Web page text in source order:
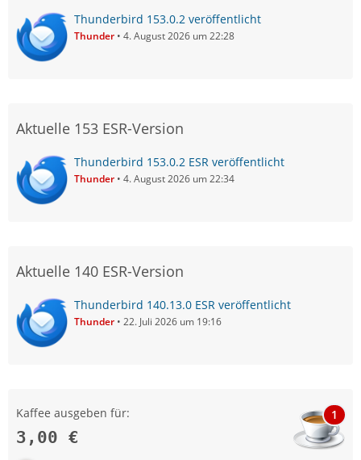
Thunderbird 153.0.2 veröffentlicht
Thunder 4. August 2026 um 22:28
Aktuelle 153 ESR-Version
Thunderbird 153.0.2 ESR veröffentlicht
Thunder 4. August 2026 um 22:34
Aktuelle 140 ESR-Version
Thunderbird 140.13.0 ESR veröffentlicht
Thunder 22. Juli 2026 um 19:16
Kaffee ausgeben für:
3,00 €
1